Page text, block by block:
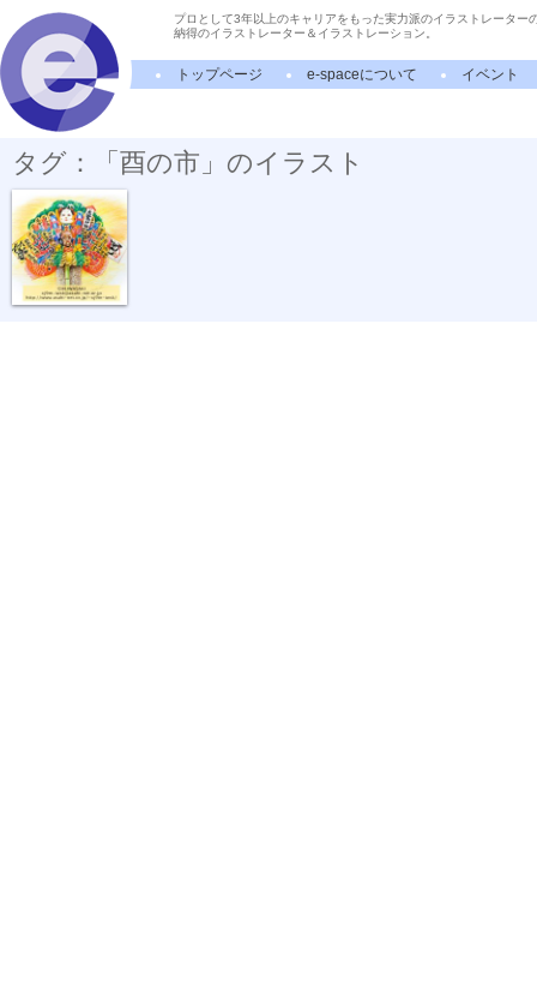
プロとして3年以上のキャリアをもった実力派のイラストレーター
納得のイラストレーター＆イラストレーション。
トップページ e-spaceについて イベント
タグ：「酉の市」のイラスト
熊手・商売繁...